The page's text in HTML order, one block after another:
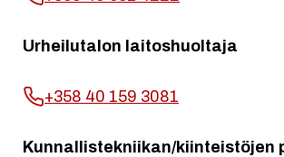
Urheilutalon laitoshuoltaja
+358 40 159 3081
Kunnallistekniikan/kiinteistöjen